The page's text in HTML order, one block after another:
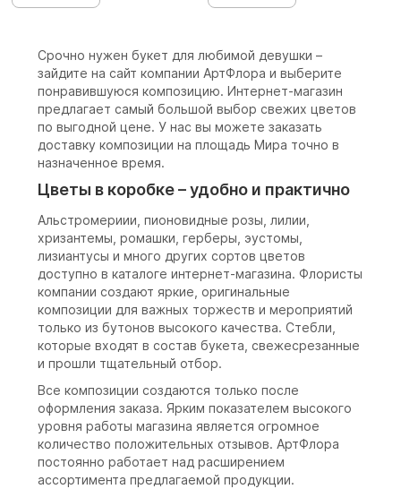
Срочно нужен букет для любимой девушки –
зайдите на сайт компании АртФлора и выберите
понравившуюся композицию. Интернет-магазин
предлагает самый большой выбор свежих цветов
по выгодной цене. У нас вы можете заказать
доставку композиции на площадь Мира точно в
назначенное время.
Цветы в коробке – удобно и практично
Альстромериии, пионовидные розы, лилии,
хризантемы, ромашки, герберы, эустомы,
лизиантусы и много других сортов цветов
доступно в каталоге интернет-магазина. Флористы
компании создают яркие, оригинальные
композиции для важных торжеств и мероприятий
только из бутонов высокого качества. Стебли,
которые входят в состав букета, свежесрезанные
и прошли тщательный отбор.
Все композиции создаются только после
оформления заказа. Ярким показателем высокого
уровня работы магазина является огромное
количество положительных отзывов. АртФлора
постоянно работает над расширением
ассортимента предлагаемой продукции.